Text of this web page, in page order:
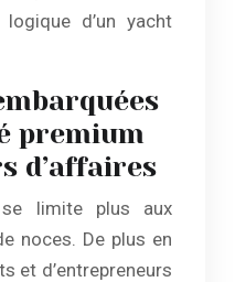
d’un yacht
premium
d’affaires
limite plus aux
noces. De plus en
et d’entrepreneurs